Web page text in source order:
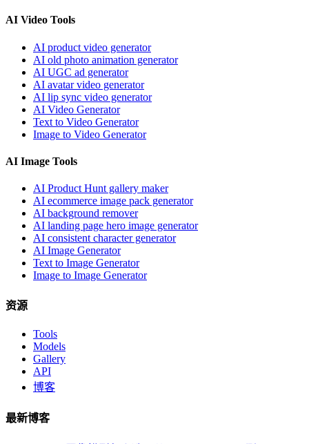
AI Video Tools
AI product video generator
AI old photo animation generator
AI UGC ad generator
AI avatar video generator
AI lip sync video generator
AI Video Generator
Text to Video Generator
Image to Video Generator
AI Image Tools
AI Product Hunt gallery maker
AI ecommerce image pack generator
AI background remover
AI landing page hero image generator
AI consistent character generator
AI Image Generator
Text to Image Generator
Image to Image Generator
资源
Tools
Models
Gallery
API
博客
最新博客